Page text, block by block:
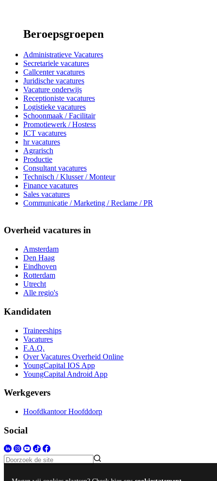
Beroepsgroepen
Administratieve Vacatures
Secretariele vacatures
Callcenter vacatures
Juridische vacatures
Vacature onderwijs
Receptioniste vacatures
Logistieke vacatures
Schoonmaak / Facilitair
Promotiewerk / Hostess
ICT vacatures
hr vacatures
Agrarisch
Productie
Consultant vacatures
Technisch / Klusser / Monteur
Finance vacatures
Sales vacatures
Communicatie / Marketing / Reclame / PR
Overheid vacatures in
Amsterdam
Den Haag
Eindhoven
Rotterdam
Utrecht
Alle regio's
Kandidaten
Traineeships
Vacatures
F.A.Q.
Over Vacatures Overheid Online
YoungCapital IOS App
YoungCapital Android App
Werkgevers
Hoofdkantoor Hoofddorp
Social